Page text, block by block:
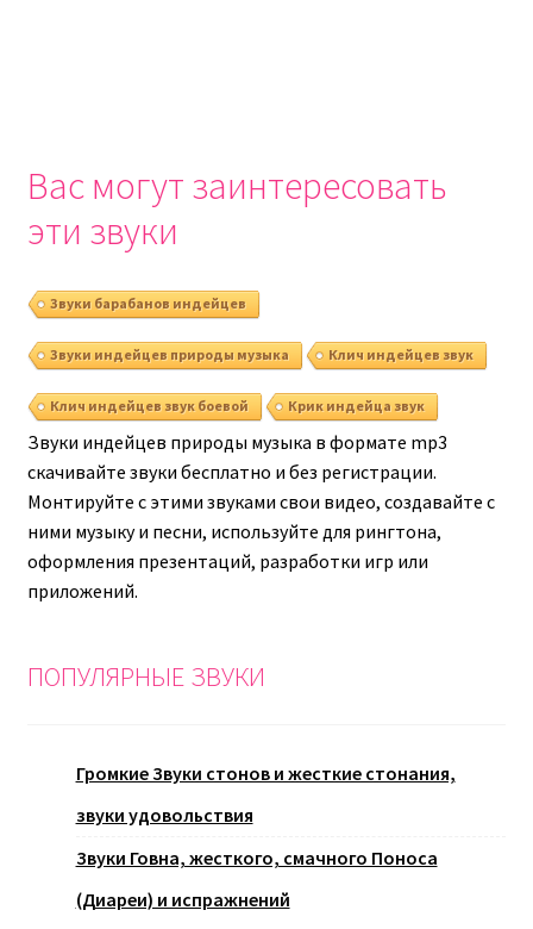
Вас могут заинтересовать
эти звуки
Звуки барабанов индейцев
Звуки индейцев природы музыка Клич индейцев звук
Клич индейцев звук боевой Крик индейца звук
Звуки индейцев природы музыка в формате mp3
скачивайте звуки бесплатно и без регистрации.
Монтируйте с этими звуками свои видео, создавайте с
ними музыку и песни, используйте для рингтона,
оформления презентаций, разработки игр или
приложений.
ПОПУЛЯРНЫЕ ЗВУКИ
Громкие Звуки стонов и жесткие стонания,
звуки удовольствия
Звуки Говна, жесткого, смачного Поноса
(Диареи) и испражнений